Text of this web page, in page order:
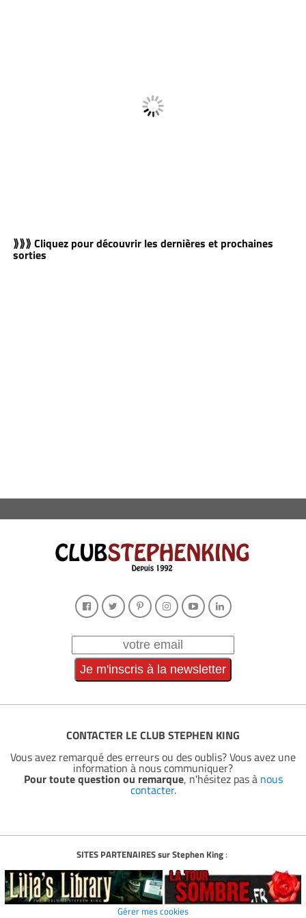
⟫⟫⟫ Cliquez pour découvrir les dernières et prochaines
sorties
CONTACTER LE CLUB STEPHEN KING
Vous avez remarqué des erreurs ou des oublis? Vous avez une
information à nous communiquer?
Pour toute question ou remarque, n'hésitez pas à nous
contacter.
SITES PARTENAIRES sur Stephen King:
Gérer mes cookies